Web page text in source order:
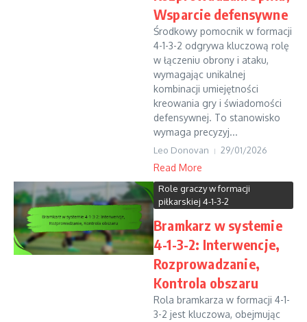
Wsparcie defensywne
Środkowy pomocnik w formacji
4-1-3-2 odgrywa kluczową rolę
w łączeniu obrony i ataku,
wymagając unikalnej
kombinacji umiejętności
kreowania gry i świadomości
defensywnej. To stanowisko
wymaga precyzyj...
Leo Donovan 29/01/2026
Read More
Role graczy w formacji
piłkarskiej 4-1-3-2
Bramkarz w systemie
4-1-3-2: Interwencje,
Rozprowadzanie,
Kontrola obszaru
Rola bramkarza w formacji 4-1-
3-2 jest kluczowa, obejmując